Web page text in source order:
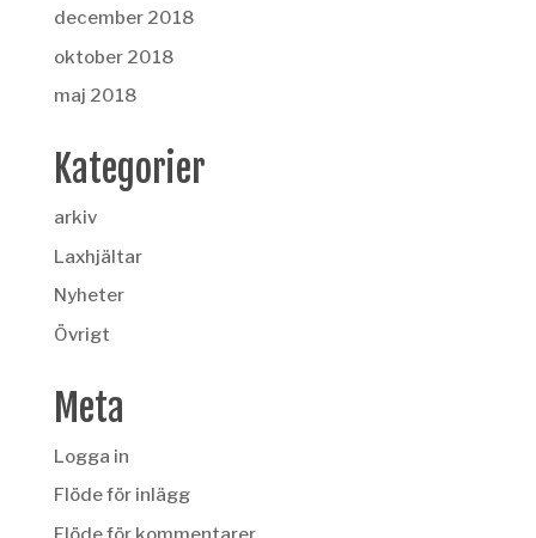
december 2018
oktober 2018
maj 2018
Kategorier
arkiv
Laxhjältar
Nyheter
Övrigt
Meta
Logga in
Flöde för inlägg